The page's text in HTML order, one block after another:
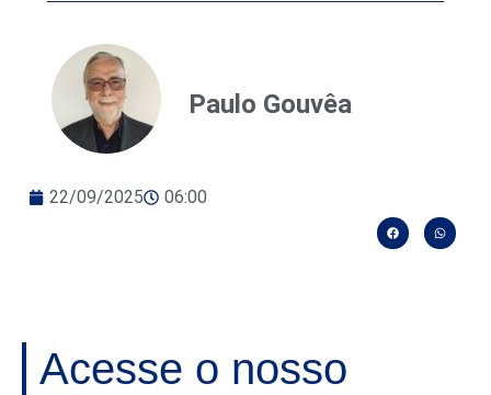
Paulo Gouvêa
22/09/2025 06:00
Acesse o nosso